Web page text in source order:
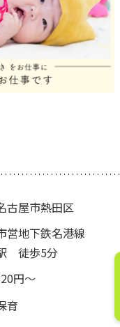
古屋市熱田区
営地下鉄名港線
徒歩5分
円～
育